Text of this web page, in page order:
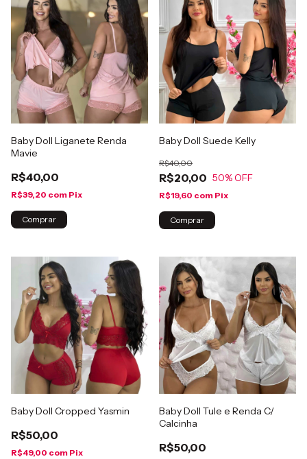
Baby Doll Liganete Renda
Mavie
R$40,00
R$39,20 com Pix
Comprar
Baby Doll Suede Kelly
R$20,00
R$40,00
50% OFF
R$19,60 com Pix
Comprar
Baby Doll Cropped Yasmin
R$50,00
R$49,00 com Pix
Baby Doll Tule e Renda C/
Calcinha
R$50,00